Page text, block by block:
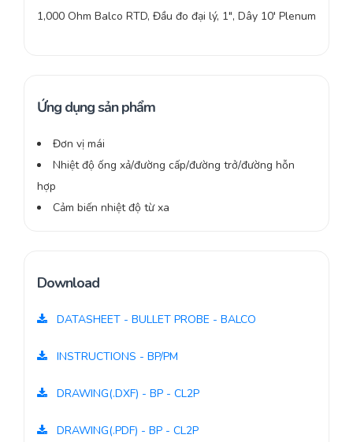
1,000 Ohm Balco RTD, Đầu đo đại lý, 1″, Dây 10′ Plenum
Ứng dụng sản phẩm
Đơn vị mái
Nhiệt độ ống xả/đường cấp/đường trở/đường hỗn
hợp
Cảm biến nhiệt độ từ xa
Download
DATASHEET - BULLET PROBE - BALCO
INSTRUCTIONS - BP/PM
DRAWING(.DXF) - BP - CL2P
DRAWING(.PDF) - BP - CL2P